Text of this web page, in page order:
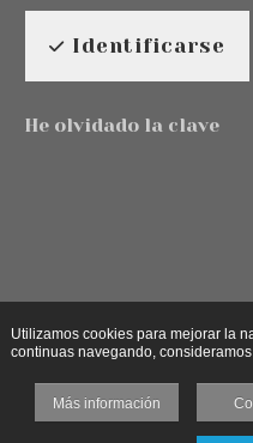
Identificarse
He olvidado la clave
Utilizamos cookies para mejorar la
continuas navegando,
Más información